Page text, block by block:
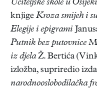
Učiteljske škole u
knjige Kroza smijeh i
Elegije i epigrami
Putnik bez putovnice
iz djelaŽ. Bertića
izložba, supriredio
narodnooslobodilačka